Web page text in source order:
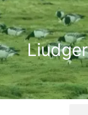
Ga
naar
de
inhoud